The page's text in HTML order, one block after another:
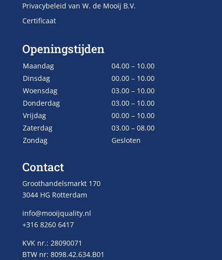
Privacybeleid van W. de Mooij B.V.
Certificaat
Openingstijden
Maandag
04.00 – 10.00
Dinsdag
00.00 – 10.00
Woensdag
03.00 – 10.00
Donderdag
03.00 – 10.00
Vrijdag
00.00 – 10.00
Zaterdag
03.00 – 08.00
Zondag
Gesloten
Contact
Groothandelsmarkt 170
3044 HG Rotterdam
info@mooijquality.nl
+316 8260 6417
KVK nr.: 28090071
BTW nr: 8098.42.634.B01